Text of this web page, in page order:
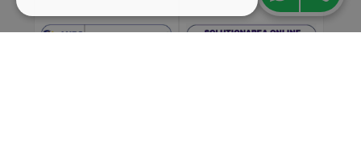
STRICT NECESARE